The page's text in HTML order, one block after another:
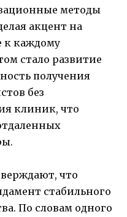
методы
акцент на
к каждому
стало развитие
получения
без
клиник, что
что
стабильного
По словам одного